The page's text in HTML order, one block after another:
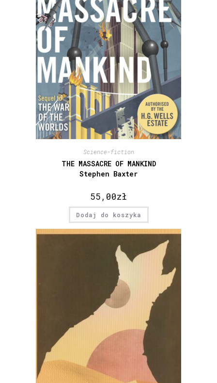
Science-fiction
THE MASSACRE OF MANKIND
Stephen Baxter
55,00zł
Dodaj do koszyka